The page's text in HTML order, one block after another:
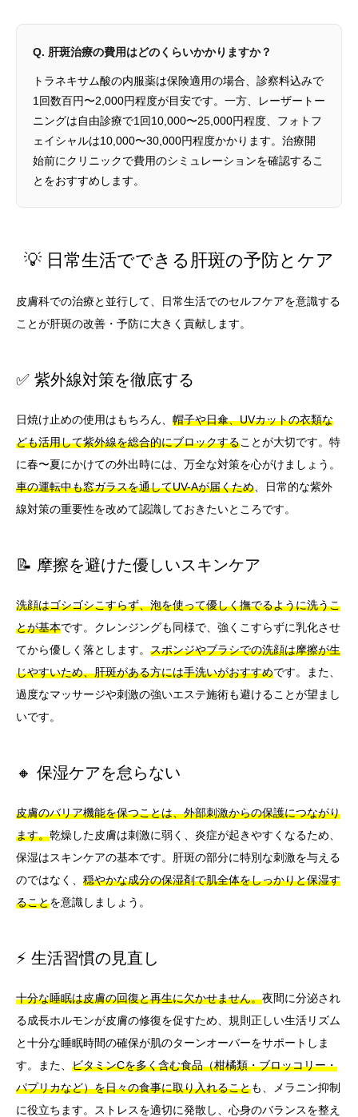
Q. 肝斑治療の費用はどのくらいかかりますか？
トラネキサム酸の内服薬は保険適用の場合、診察料込みで
1回数百円〜2,000円程度が目安です。一方、レーザートー
ニングは自由診療で1回10,000〜25,000円程度、フォトフ
ェイシャルは10,000〜30,000円程度かかります。治療開
始前にクリニックで費用のシミュレーションを確認するこ
とをおすすめします。
💡 日常生活でできる肝斑の予防とケア
皮膚科での治療と並行して、日常生活でのセルフケアを意識する
ことが肝斑の改善・予防に大きく貢献します。
✅ 紫外線対策を徹底する
日焼け止めの使用はもちろん、 帽子や日傘、UVカットの衣類な
ども活用して紫外線を総合的にブロックすることが大切です。特
に春〜夏にかけての外出時には、万全な対策を心がけましょう。
車の運転中も窓ガラスを通してUV-Aが届くため 、日常的な紫外
線対策の重要性を改めて認識しておきたいところです。
📝 摩擦を避けた優しいスキンケア
洗顔はゴシゴシこすらず、泡を使って優しく撫でるように洗うこ
とが基本です。クレンジングも同様で、強くこすらずに乳化させ
てから優しく落とします。 スポンジやブラシでの洗顔は摩擦が生
じやすいため、肝斑がある方には手洗いがおすすめです。また、
過度なマッサージや刺激の強いエステ施術も避けることが望まし
いです。
🔸 保湿ケアを怠らない
皮膚のバリア機能を保つことは、外部刺激からの保護につながり
ます。乾燥した皮膚は刺激に弱く、炎症が起きやすくなるため、
保湿はスキンケアの基本です。肝斑の部分に特別な刺激を与える
のではなく、 穏やかな成分の保湿剤で肌全体をしっかりと保湿す
ることを意識しましょう。
⚡ 生活習慣の見直し
十分な睡眠は皮膚の回復と再生に欠かせません。夜間に分泌され
る成長ホルモンが皮膚の修復を促すため、規則正しい生活リズム
と十分な睡眠時間の確保が肌のターンオーバーをサポートしま
す。また、 ビタミンCを多く含む食品（柑橘類・ブロッコリー・
パプリカなど）を日々の食事に取り入れることも、メラニン抑制
に役立ちます。ストレスを適切に発散し、心身のバランスを整え